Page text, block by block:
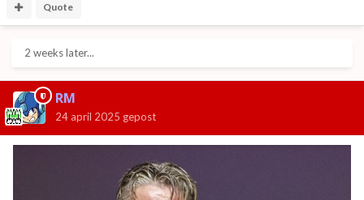
Quote
2 weeks later...
RM
24 april 2025 gepost